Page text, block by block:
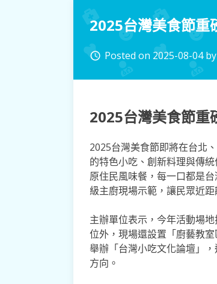
2025台灣美食節重
access_time Posted on 2025-08-04
2025台灣美食節重
2025台灣美食節即將在台北
的特色小吃、創新料理與傳
原住民風味餐，每一口都是
級主廚現場示範，讓民眾近
主辦單位表示，今年活動場
位外，現場還設置「廚藝教
舉辦「台灣小吃文化論壇」
方向。